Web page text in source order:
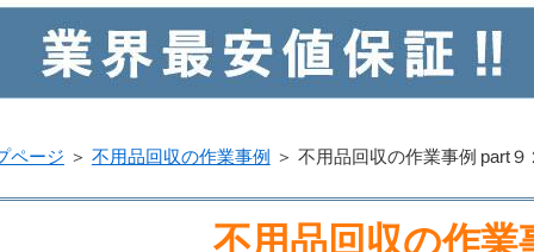
ページ ＞ 不用品回収の作業事例 ＞ 不用品回収の作業事例 part９
不用品回収の作業